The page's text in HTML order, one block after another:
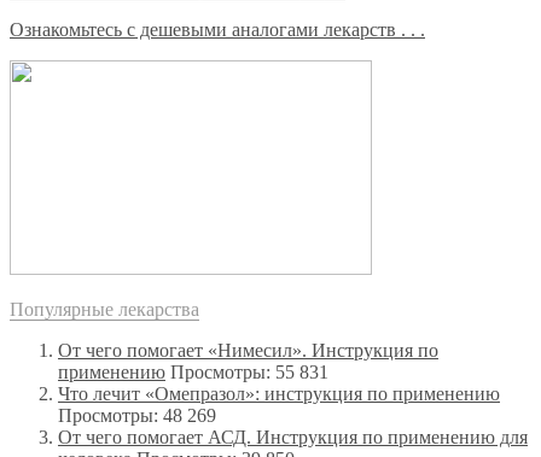
Ознакомьтесь с дешевыми аналогами лекарств . . .
Популярные лекарства
От чего помогает «Нимесил». Инструкция по
применению Просмотры: 55 831
Что лечит «Омепразол»: инструкция по применению
Просмотры: 48 269
От чего помогает АСД. Инструкция по применению для